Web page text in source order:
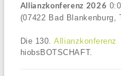
Allianzkonferenz 2026
(07422 Bad Blankenburg,
Die 130.Allianzkonferenz
hiobsBOTSCHAFT.